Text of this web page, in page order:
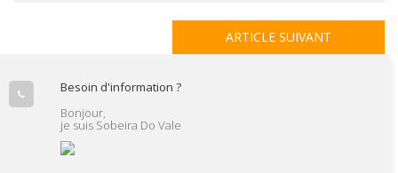
ARTICLE SUIVANT
Besoin d'information ?
Bonjour,
je suis Sobeira Do Vale